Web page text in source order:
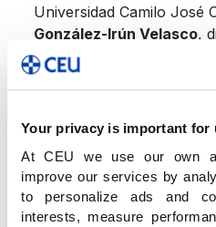
Your privacy is important for
At CEU we use our own
improve our services by
to personalize ads and
interests, measure
Universidad Camilo José
González-Irún Velasco,
norte de Cesur.
generales: cuál es la
pueden reducirse
«La formación en